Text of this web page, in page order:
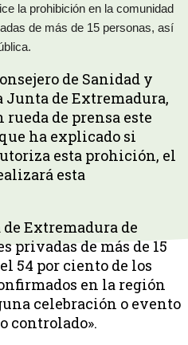
la prohibición en la comunidad
de más de 15 personas, así
de Sanidad y
Junta de Extremadura,
rueda de prensa este
ha explicado si
esta prohición, el
esta
Extremadura de
privadas de más de 15
54 por ciento de los
en la región
celebración o evento
controlado».